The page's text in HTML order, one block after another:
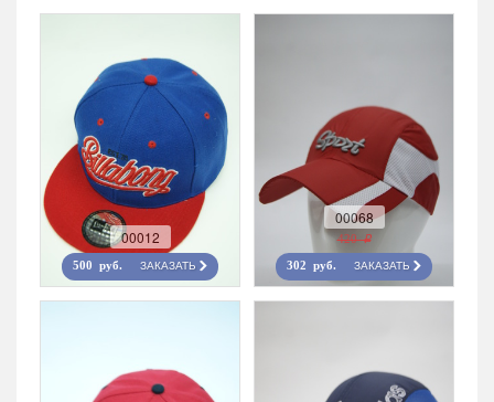
00012
500 руб. ЗАКАЗАТЬ
00068
420 r
302 руб. ЗАКАЗАТЬ